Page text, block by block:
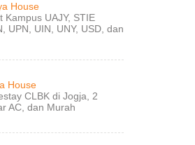
House
Kampus UAJY, STIE
UPN, UIN, UNY, USD, dan
House
CLBK di Jogja, 2
AC, dan Murah